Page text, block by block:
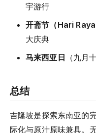
宇游行
开斋节（Hari Raya
大庆典
马来西亚日 （九月
总结
吉隆坡是探索东南亚的
际化与原汁原味兼具。